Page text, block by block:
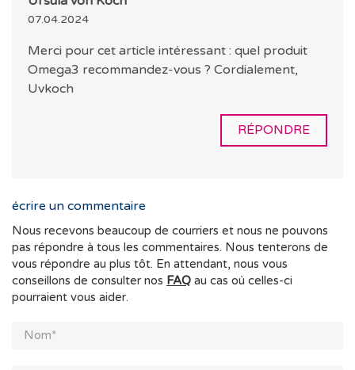
07.04.2024
Merci pour cet article intéressant : quel produit
Omega3 recommandez-vous ? Cordialement,
Uvkoch
RÉPONDRE
écrire un commentaire
Nous recevons beaucoup de courriers et nous ne pouvons
pas répondre à tous les commentaires. Nous tenterons de
vous répondre au plus tôt. En attendant, nous vous
conseillons de consulter nos FAQ au cas où celles-ci
pourraient vous aider.